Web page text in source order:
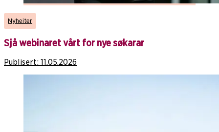
Nyheiter
Sjå webinaret vårt for nye søkarar
Publisert: 11.05.2026